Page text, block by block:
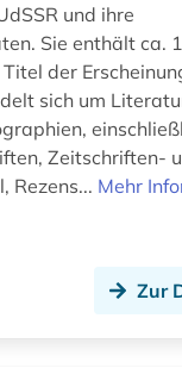
und ihre
Sie enthält ca.
der
sich um
Zeitschriften-
Rezens... Mehr
Zur